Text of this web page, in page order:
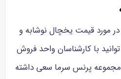
مورد قیمت یخچال نوشابه و
با کارشناسان واحد فروش
پرنس سرما سعی داشته